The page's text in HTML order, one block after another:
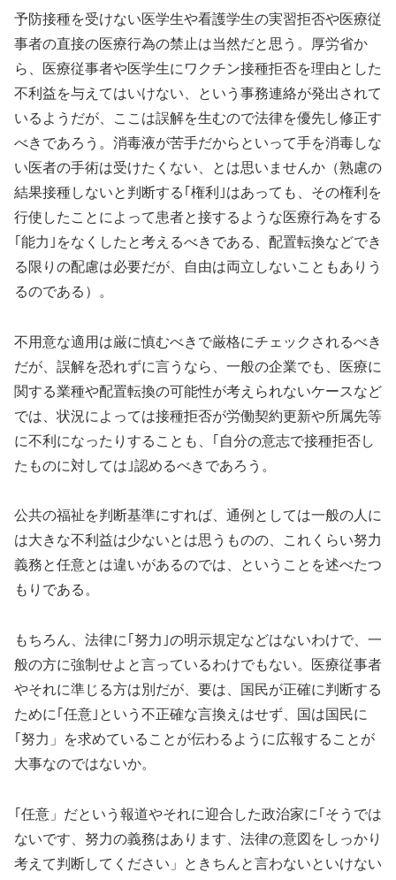
予防接種を受けない医学生や看護学生の実習拒否や医療従
事者の直接の医療行為の禁止は当然だと思う。厚労省か
ら、医療従事者や医学生にワクチン接種拒否を理由とした
不利益を与えてはいけない、という事務連絡が発出されて
いるようだが、ここは誤解を生むので法律を優先し修正す
べきであろう。消毒液が苦手だからといって手を消毒しな
い医者の手術は受けたくない、とは思いませんか（熟慮の
結果接種しないと判断する｢権利｣はあっても、その権利を
行使したことによって患者と接するような医療行為をする
｢能力｣をなくしたと考えるべきである、配置転換などでき
る限りの配慮は必要だが、自由は両立しないこともありう
るのである）。
不用意な適用は厳に慎むべきで厳格にチェックされるべき
だが、誤解を恐れずに言うなら、一般の企業でも、医療に
関する業種や配置転換の可能性が考えられないケースなど
では、状況によっては接種拒否が労働契約更新や所属先等
に不利になったりすることも、｢自分の意志で接種拒否し
たものに対しては｣認めるべきであろう。
公共の福祉を判断基準にすれば、通例としては一般の人に
は大きな不利益は少ないとは思うものの、これくらい努力
義務と任意とは違いがあるのでは、ということを述べたつ
もりである。
もちろん、法律に｢努力｣の明示規定などはないわけで、一
般の方に強制せよと言っているわけでもない。医療従事者
やそれに準じる方は別だが、要は、国民が正確に判断する
ために｢任意｣という不正確な言換えはせず、国は国民に
｢努力」を求めていることが伝わるように広報することが
大事なのではないか。
｢任意」だという報道やそれに迎合した政治家に｢そうでは
ないです、努力の義務はあります、法律の意図をしっかり
考えて判断してください」ときちんと言わないといけない